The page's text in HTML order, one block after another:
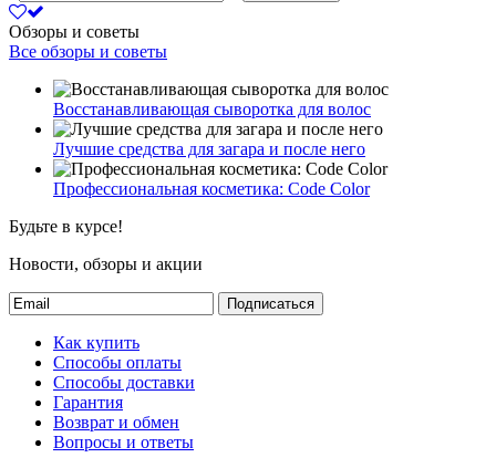
Обзоры и советы
Все обзоры и советы
Восстанавливающая сыворотка для волос
Лучшие средства для загара и после него
Профессиональная косметика: Code Color
Будьте в курсе!
Новости, обзоры и акции
Подписаться
Как купить
Способы оплаты
Способы доставки
Гарантия
Возврат и обмен
Вопросы и ответы